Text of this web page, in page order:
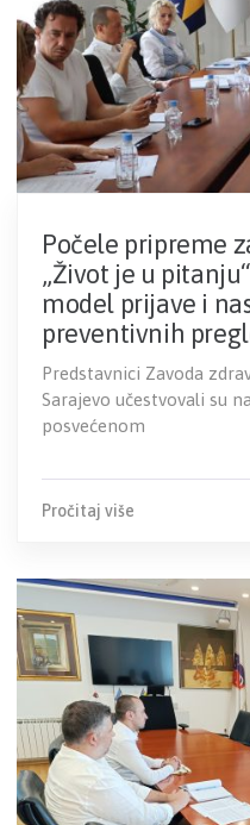
Počele pripreme
„Život je u
model prijave i
preventivnih
Predstavnici Zavoda
Sarajevo učestvovali su
posvećenom
Pročitaj više